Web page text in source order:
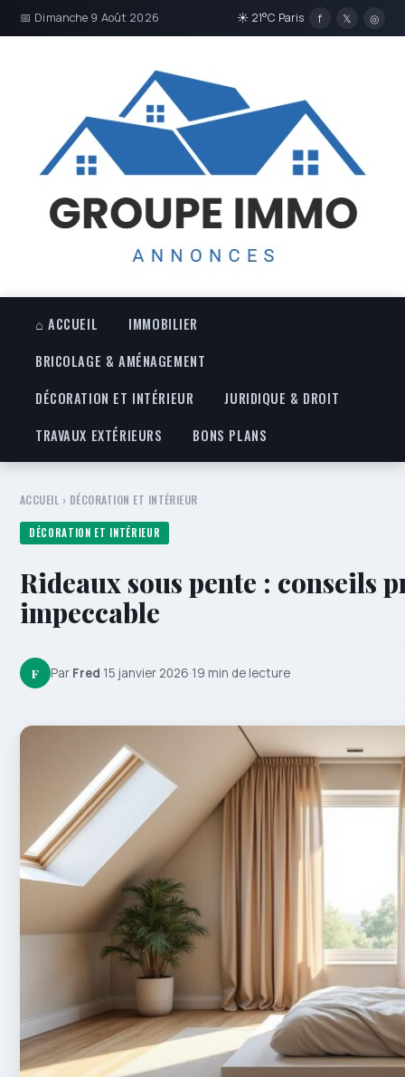
📅 Dimanche 9 Août 2026 ☀ 21°C Paris f 𝕏 ◎
⌂ ACCUEIL
IMMOBILIER
BRICOLAGE & AMÉNAGEMENT
DÉCORATION ET INTÉRIEUR
JURIDIQUE & DROIT
TRAVAUX EXTÉRIEURS
BONS PLANS
ACCUEIL › DÉCORATION ET INTÉRIEUR
DÉCORATION ET INTÉRIEUR
Rideaux sous pente : conseils
impeccable
F Par Fred·15 janvier 2026·19 min de lecture